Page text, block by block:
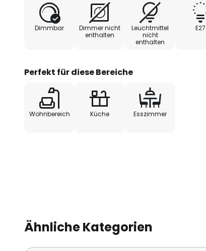
wird eine attraktive,
wenig Retro- und
bringt. Sie eignet sich ideal
offenen Schirm ist es zu
Dimmbar
Dimmer nicht
enthalten
Leuchtmittel
nicht
enthalten
E27
Perfekt für diese Bereiche
Wohnbereich Küche Esszimmer
Ähnliche Kategorien